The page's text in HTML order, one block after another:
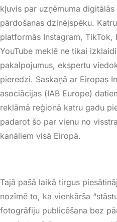
kļuvis par uzņēmuma
pārdošanas dzinējspēku.
platformās Instagram, TikTok,
YouTube meklē ne tikai
pakalpojumus, ekspertu
pieredzi. Saskaņā ar Eiropas
asociācijas (IAB Europe)
reklāmā reģionā katru gadu
padarot šo par vienu no
kanāliem visā Eiropā.
Tajā pašā laikā tirgus
nozīmē to, ka vienkārša
fotogrāfiju publicēšana bez